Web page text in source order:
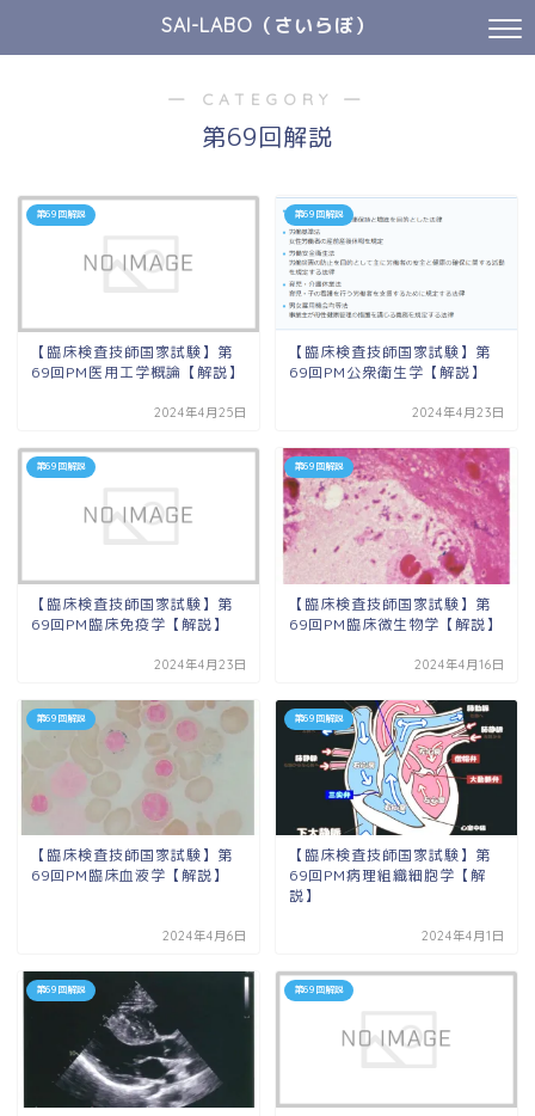
SAI-LABO（さいらぼ）
― CATEGORY ―
第69回解説
第69回解説
【臨床検査技師国家試験】第
69回PM医用工学概論【解説】
2024年4月25日
第69回解説
【臨床検査技師国家試験】第
69回PM公衆衛生学【解説】
2024年4月23日
第69回解説
【臨床検査技師国家試験】第
69回PM臨床免疫学【解説】
2024年4月23日
第69回解説
【臨床検査技師国家試験】第
69回PM臨床微生物学【解説】
2024年4月16日
第69回解説
【臨床検査技師国家試験】第
69回PM臨床血液学【解説】
2024年4月6日
第69回解説
【臨床検査技師国家試験】第
69回PM病理組織細胞学【解
説】
2024年4月1日
第69回解説 第69回解説